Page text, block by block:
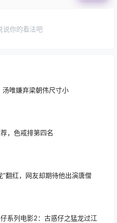
说你的看法吧
唯嫌弃梁朝伟尺寸小
，色戒排第四名
”翻红，网友却期待他出演唐僧
系列电影2：古惑仔之猛龙过江